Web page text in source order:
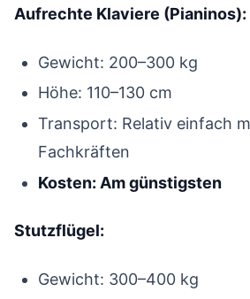
Aufrechte Klaviere (Pianinos):
Gewicht: 200–300 kg
Höhe: 110–130 cm
Transport: Relativ einfach
Fachkräften
Kosten: Am günstigsten
Stutzflügel:
Gewicht: 300–400 kg